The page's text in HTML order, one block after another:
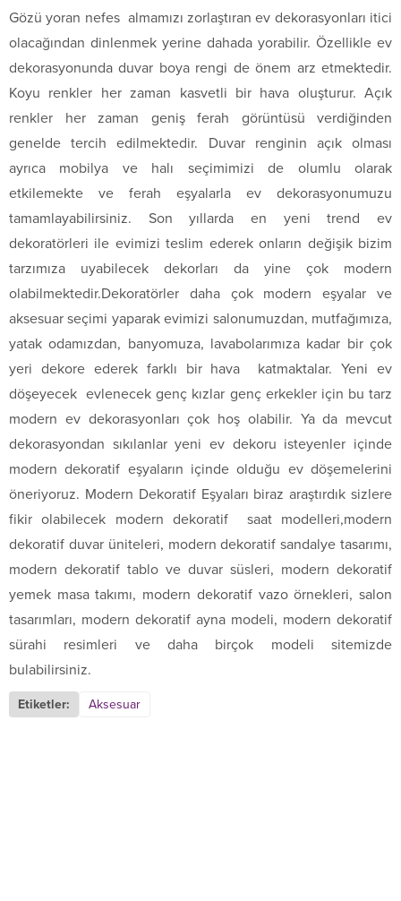
Gözü yoran nefes almamızı zorlaştıran ev dekorasyonları itici
olacağından dinlenmek yerine dahada yorabilir. Özellikle ev
dekorasyonunda duvar boya rengi de önem arz etmektedir.
Koyu renkler her zaman kasvetli bir hava oluşturur. Açık
renkler her zaman geniş ferah görüntüsü verdiğinden
genelde tercih edilmektedir. Duvar renginin açık olması
ayrıca mobilya ve halı seçimimizi de olumlu olarak
etkilemekte ve ferah eşyalarla ev dekorasyonumuzu
tamamlayabilirsiniz. Son yıllarda en yeni trend ev
dekoratörleri ile evimizi teslim ederek onların değişik bizim
tarzımıza uyabilecek dekorları da yine çok modern
olabilmektedir.Dekoratörler daha çok modern eşyalar ve
aksesuar seçimi yaparak evimizi salonumuzdan, mutfağımıza,
yatak odamızdan, banyomuza, lavabolarımıza kadar bir çok
yeri dekore ederek farklı bir hava katmaktalar. Yeni ev
döşeyecek evlenecek genç kızlar genç erkekler için bu tarz
modern ev dekorasyonları çok hoş olabilir. Ya da mevcut
dekorasyondan sıkılanlar yeni ev dekoru isteyenler içinde
modern dekoratif eşyaların içinde olduğu ev döşemelerini
öneriyoruz. Modern Dekoratif Eşyaları biraz araştırdık sizlere
fikir olabilecek modern dekoratif saat modelleri,modern
dekoratif duvar üniteleri, modern dekoratif sandalye tasarımı,
modern dekoratif tablo ve duvar süsleri, modern dekoratif
yemek masa takımı, modern dekoratif vazo örnekleri, salon
tasarımları, modern dekoratif ayna modeli, modern dekoratif
sürahi resimleri ve daha birçok modeli sitemizde
bulabilirsiniz.
Etiketler: Aksesuar